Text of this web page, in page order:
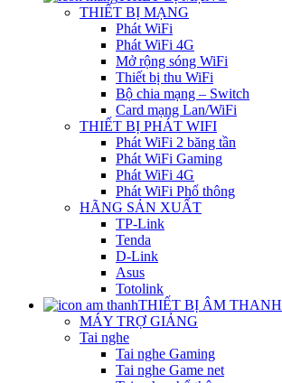
THIẾT BỊ MẠNG
Phát WiFi
Phát WiFi 4G
Mở rộng sóng WiFi
Thiết bị thu WiFi
Bộ chia mạng – Switch
Card mạng Lan/WiFi
THIẾT BỊ PHÁT WIFI
Phát WiFi 2 băng tần
Phát WiFi Gaming
Phát WiFi 4G
Phát WiFi Phổ thông
HÃNG SẢN XUẤT
TP-Link
Tenda
D-Link
Asus
Totolink
THIẾT BỊ ÂM THANH
MÁY TRỢ GIẢNG
Tai nghe
Tai nghe Gaming
Tai nghe Game net